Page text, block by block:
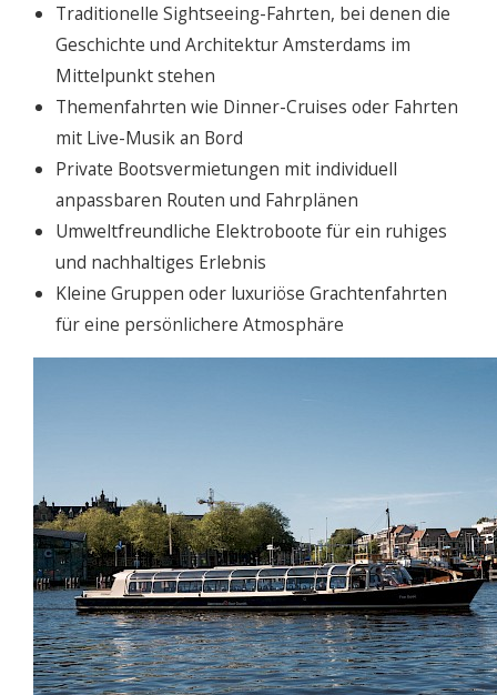
Traditionelle Sightseeing-Fahrten, bei denen die
Geschichte und Architektur Amsterdams im
Mittelpunkt stehen
Themenfahrten wie Dinner-Cruises oder Fahrten
mit Live-Musik an Bord
Private Bootsvermietungen mit individuell
anpassbaren Routen und Fahrplänen
Umweltfreundliche Elektroboote für ein ruhiges
und nachhaltiges Erlebnis
Kleine Gruppen oder luxuriöse Grachtenfahrten
für eine persönlichere Atmosphäre